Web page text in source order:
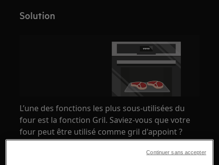
Solution
L’une des fonctions les plus sous-utilisées du
four est la fonction Gril. Saviez-vous que votre
four peut être utilisé comme gril d'appoint ?
Continuer sans accepter